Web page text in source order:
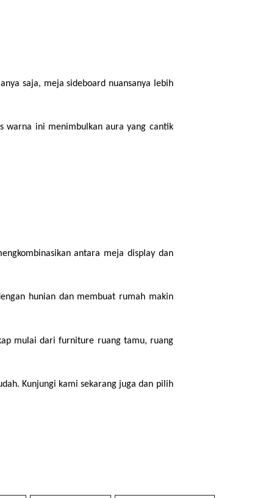
saja, meja sideboard nuansanya lebih
warna ini menimbulkan aura yang cantik
antara meja display dan
hunian dan membuat rumah makin
mulai dari furniture ruang tamu, ruang
Kunjungi kami sekarang juga dan pilih